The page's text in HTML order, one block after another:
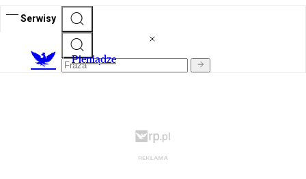
Serwisy
Pieniądze